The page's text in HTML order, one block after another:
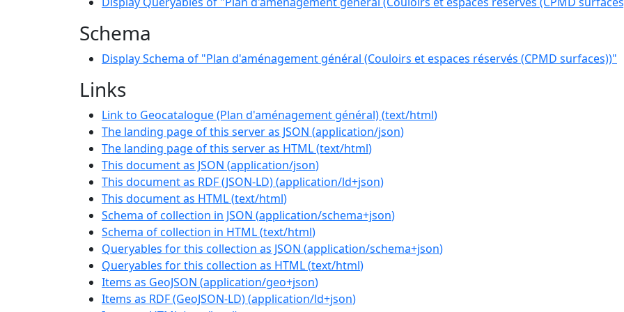
Schema
Display Schema of "Plan d'aménagement général (Couloirs et espaces réservés (CPMD surfaces))"
Links
Link to Geocatalogue (Plan d'aménagement général)(text/html)
The landing page of this server as JSON (application/json)
The landing page of this server as HTML(text/html)
This document as JSON (application/json)
This document as RDF (JSON-LD)(application/ld+json)
This document as HTML(text/html)
Schema of collection in JSON (application/schema+json)
Schema of collection in HTML(text/html)
Queryables for this collection as JSON (application/schema+json)
Queryables for this collection as HTML(text/html)
Items as GeoJSON (application/geo+json)
Items as RDF (GeoJSON-LD)(application/ld+json)